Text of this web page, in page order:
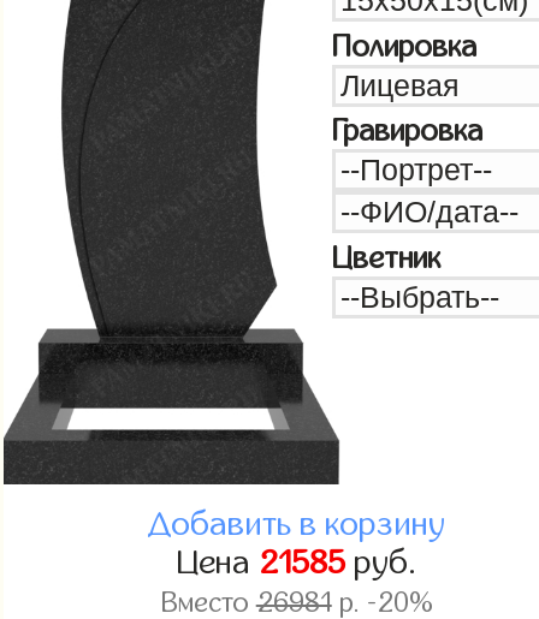
Полировка
Гравировка
Цветник
Добавить в корзину
Цена 21585руб.
Вместо26981р. -20%